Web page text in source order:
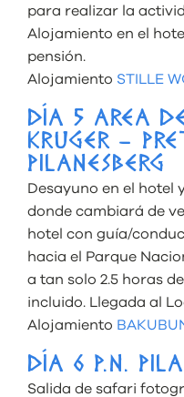
para realizar la
Alojamiento en el
pensión.
Alojamiento STILLE
DÍA 5 AREA
KRUGER –
PILANESBERG
Desayuno en el hotel
donde cambiará de
hotel con guía/
hacia el Parque
a tan solo 2.5 horas
incluido. Llegada al
Alojamiento
DÍA 6 P.N.
Salida de safari